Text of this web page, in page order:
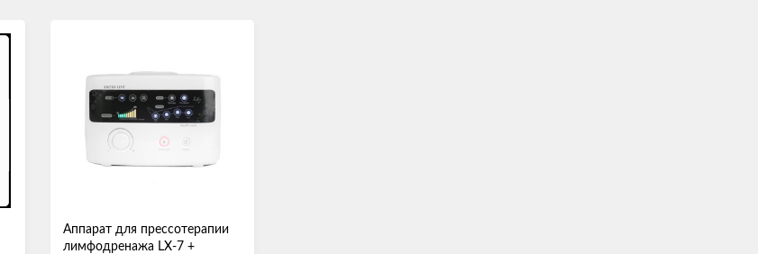
Аппарат для прессотерапии
лимфодренажа LX-7 +